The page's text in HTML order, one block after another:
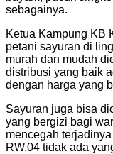
sebagainya.
Ketua Kampung KB
petani sayuran di
murah dan mudah
distribusi yang baik
dengan harga yang
Sayuran juga bisa
yang bergizi bagi
mencegah
RW.04 tidak ada